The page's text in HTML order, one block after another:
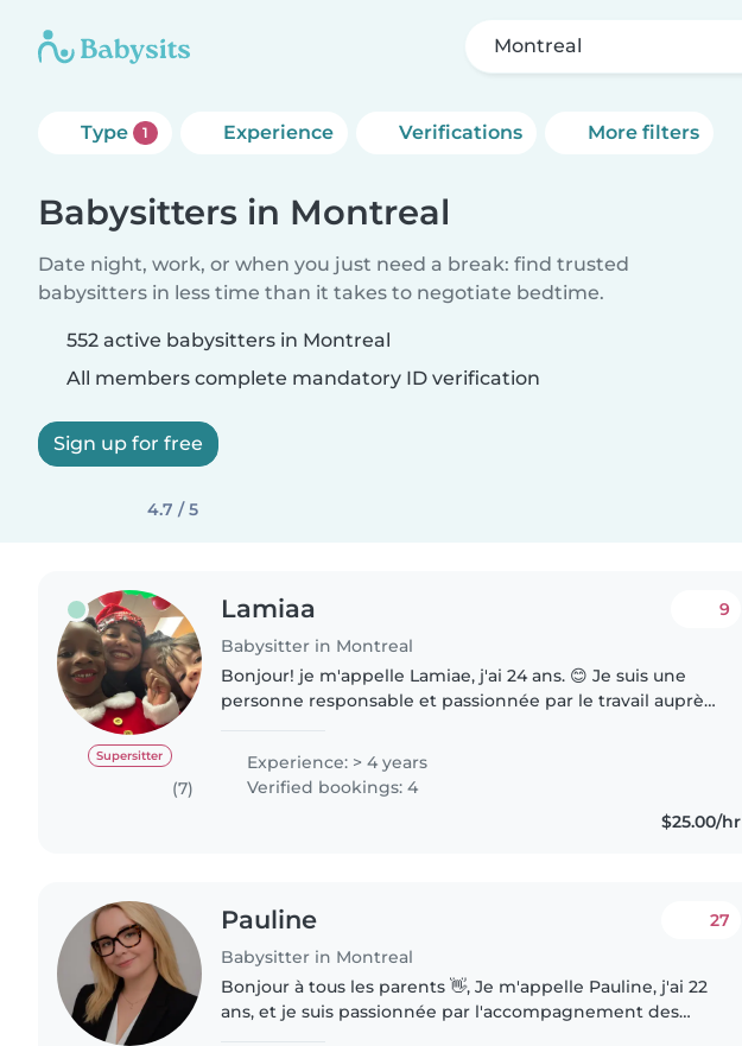
Montreal
Type 1 Experience Verifications More filters
Babysitters in Montreal
Date night, work, or when you just need a break: find trusted
babysitters in less time than it takes to negotiate bedtime.
552 active babysitters in Montreal
All members complete mandatory ID verification
Sign up for free
4.7 / 5
Supersitter
(7)
Lamiaa
Babysitter in Montreal
9
Bonjour! je m'appelle Lamiae, j'ai 24 ans. 😊 Je suis une
personne responsable et passionnée par le travail auprès
enfants de tous..
Experience: > 4 years
Verified bookings: 4
$25.00/hr
Pauline
Babysitter in Montreal
27
Bonjour à tous les parents 👋, Je m'appelle Pauline, j'ai 22
ans, et je suis passionnée par l'accompagnement des